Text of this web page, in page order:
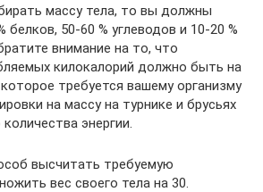
массу тела, то вы должны
белков, 50-60 % углеводов и 10-20 %
внимание на то, что
килокалорий должно быть на
требуется вашему организму
на массу на турнике и брусьях
энергии.
высчитать требуемую
вес своего тела на 30.